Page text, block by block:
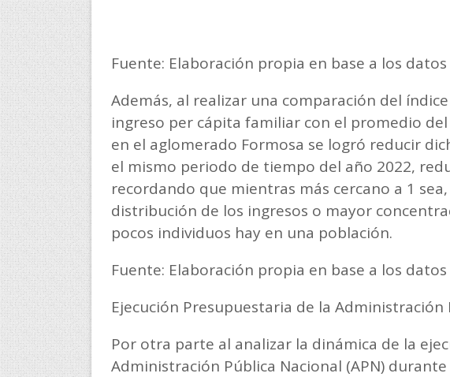
Fuente: Elaboración propia en base a los datos
Además, al realizar una comparación del
ingreso per cápita familiar con el promedio
en el aglomerado Formosa se logró reducir
el mismo periodo de tiempo del año 2022,
recordando que mientras más cercano a 1
distribución de los ingresos o mayor
pocos individuos hay en una población.
Fuente: Elaboración propia en base a los datos
Ejecución Presupuestaria de la Administración
Por otra parte al analizar la dinámica de la
Administración Pública Nacional (APN)